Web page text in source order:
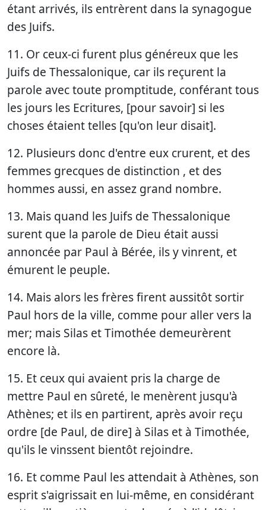
étant arrivés, ils entrèrent dans la synagogue
des Juifs.
11. Or ceux-ci furent plus généreux que les
Juifs de Thessalonique, car ils reçurent la
parole avec toute promptitude, conférant tous
les jours les Ecritures, [pour savoir] si les
choses étaient telles [qu'on leur disait].
12. Plusieurs donc d'entre eux crurent, et des
femmes grecques de distinction , et des
hommes aussi, en assez grand nombre.
13. Mais quand les Juifs de Thessalonique
surent que la parole de Dieu était aussi
annoncée par Paul à Bérée, ils y vinrent, et
émurent le peuple.
14. Mais alors les frères firent aussitôt sortir
Paul hors de la ville, comme pour aller vers la
mer; mais Silas et Timothée demeurèrent
encore là.
15. Et ceux qui avaient pris la charge de
mettre Paul en sûreté, le menèrent jusqu'à
Athènes; et ils en partirent, après avoir reçu
ordre [de Paul, de dire] à Silas et à Timothée,
qu'ils le vinssent bientôt rejoindre.
16. Et comme Paul les attendait à Athènes, son
esprit s'aigrissait en lui-même, en considérant